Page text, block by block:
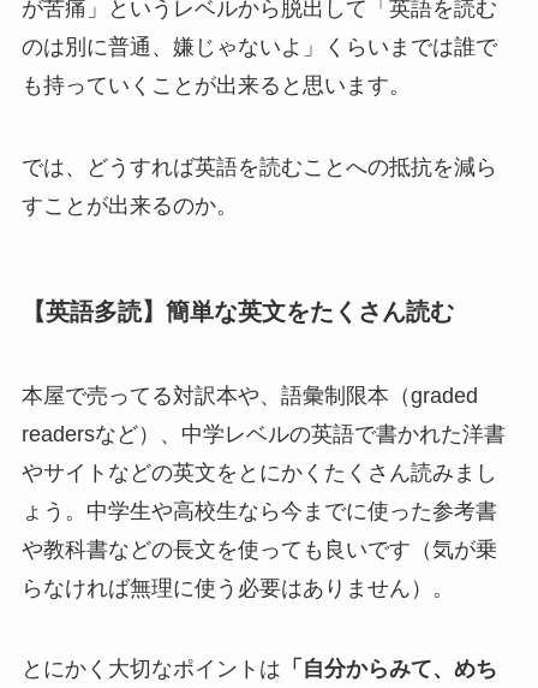
が苦痛」というレベルから脱出して「英語を読む
のは別に普通、嫌じゃないよ」くらいまでは誰で
も持っていくことが出来ると思います。
では、どうすれば英語を読むことへの抵抗を減ら
すことが出来るのか。
【英語多読】簡単な英文をたくさん読む
本屋で売ってる対訳本や、語彙制限本（graded
readersなど）、中学レベルの英語で書かれた洋書
やサイトなどの英文をとにかくたくさん読みまし
ょう。中学生や高校生なら今までに使った参考書
や教科書などの長文を使っても良いです（気が乗
らなければ無理に使う必要はありません）。
とにかく大切なポイントは 「自分からみて、めち